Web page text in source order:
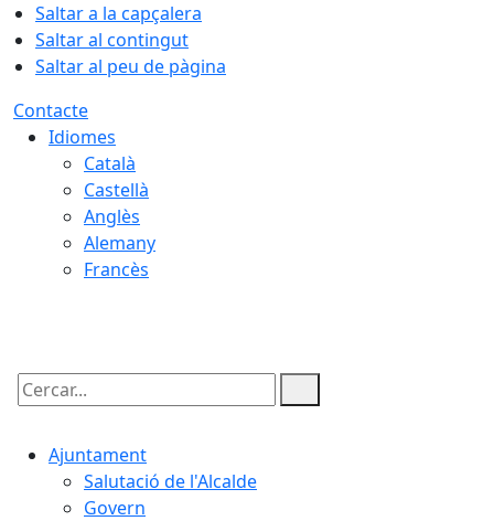
Saltar a la capçalera
Saltar al contingut
Saltar al peu de pàgina
Contacte
Idiomes
Català
Castellà
Anglès
Alemany
Francès
Cercar:
Ajuntament
Salutació de l'Alcalde
Govern